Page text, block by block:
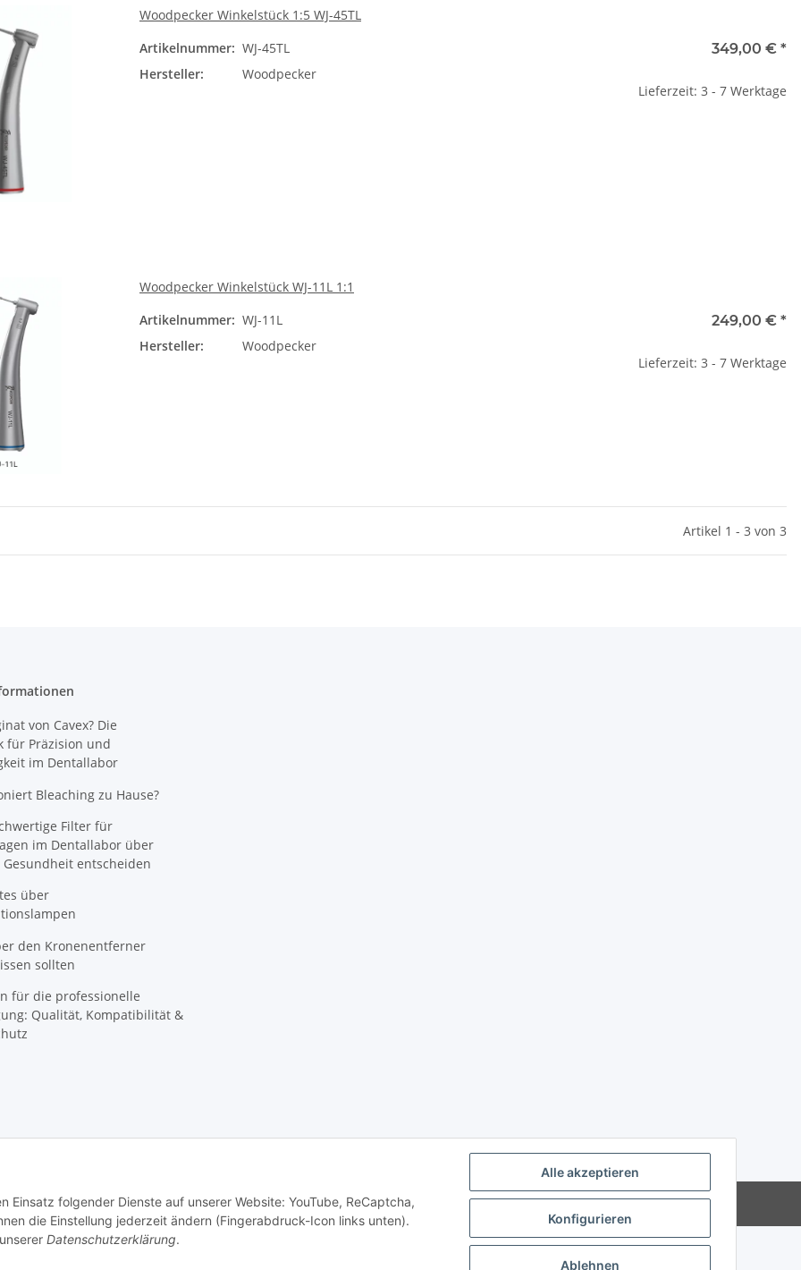
Woodpecker Winkelstück 1:5 WJ-45TL
Artikelnummer: WJ-45TL
Hersteller:
Woodpecker
349,00 € *
Lieferzeit: 3 - 7 Werktage
Woodpecker Winkelstück WJ-11L 1:1
Artikelnummer: WJ-11L
Hersteller:
Woodpecker
249,00 € *
Lieferzeit: 3 - 7 Werktage
Artikel 1 - 3 von 3
von Cavex? Die
für Präzision und
im Dentallabor
Bleaching zu Hause?
Filter für
im Dentallabor über
entscheiden
über
den Kronenentferner
sollten
für die professionelle
Qualität, Kompatibilität &
© SpezialDental Powered byJTL-Shop
Einsatz folgender Dienste auf unserer Website: YouTube, ReCaptcha,
die Einstellung jederzeit ändern (Fingerabdruck-Icon links unten).
Datenschutzerklärung.
Alle akzeptieren
Konfigurieren
Ablehnen